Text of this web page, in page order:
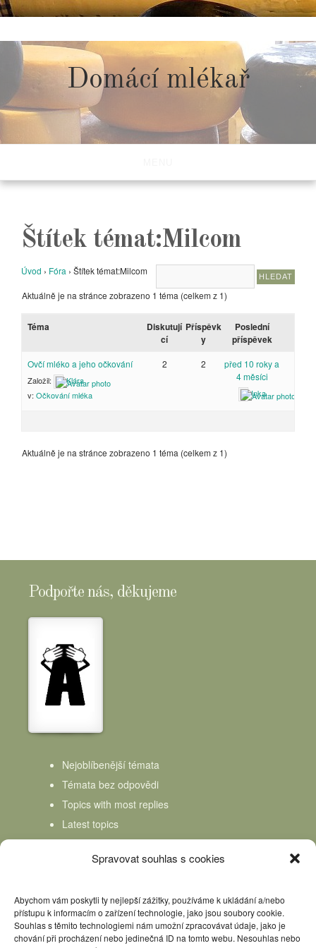
Spravovat souhlas s cookies
Abychom vám poskytli ty nejlepší zážitky, používáme k ukládání a/nebo
přístupu k informacím o zařízení technologie, jako jsou soubory cookie.
Souhlas s těmito technologiemi nám umožní zpracovávat údaje, jako je
chování při procházení nebo jedinečná ID na tomto webu. Nesouhlas nebo
to
content
Domácí mlékař
Štítek témat:Milcom
Úvod › Fóra › Štítek témat:Milcom
Aktuálně je na stránce zobrazeno 1 téma (celkem z 1)
Téma
Diskutují
cí
Příspěvk
y
Poslední
příspěvek
Ovčí mléko a jeho očkování
Založil:
Klára
v: Očkování mléka
2 2
před 10 roky a
4 měsíci
Inka
Aktuálně je na stránce zobrazeno 1 téma (celkem z 1)
Podpořte nás, děkujeme
Nejoblíbenější témata
Témata bez odpovědi
Topics with most replies
Latest topics
Topics Freshness